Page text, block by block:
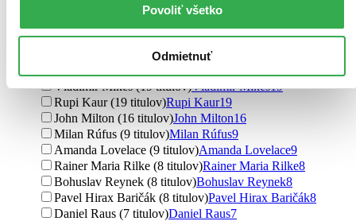
Povoliť všetko
Odmietnuť
Dante Alighieri (53 titulov)Dante Alighieri
Exupéry28
Jan Neruda (28 titulov)Jan Neruda
Vladimír Mikeš (19 titulov)Vladimír Mikeš19
Rupi Kaur (19 titulov)Rupi Kaur19
John Milton (16 titulov)John Milton16
Milan Rúfus (9 titulov)Milan Rúfus9
Amanda Lovelace (9 titulov)Amanda Lovelace9
Rainer Maria Rilke (8 titulov)Rainer Maria Rilke8
Bohuslav Reynek (8 titulov)Bohuslav Reynek8
Pavel Hirax Baričák (8 titulov)Pavel Hirax Baričák8
Daniel Raus (7 titulov)Daniel Raus7